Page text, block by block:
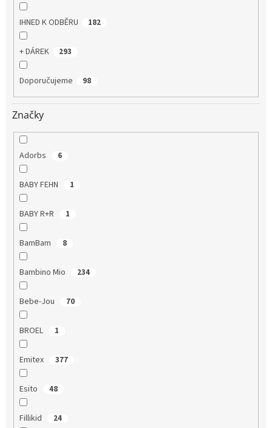
IHNED K ODBĚRU 182
+ DÁREK 293
Doporučujeme 98
Značky
Adorbs 6
BABY FEHN 1
BABY R+R 1
BamBam 8
Bambino Mio 234
Bebe-Jou 70
BROEL 1
Emitex 377
Esito 48
Fillikid 24